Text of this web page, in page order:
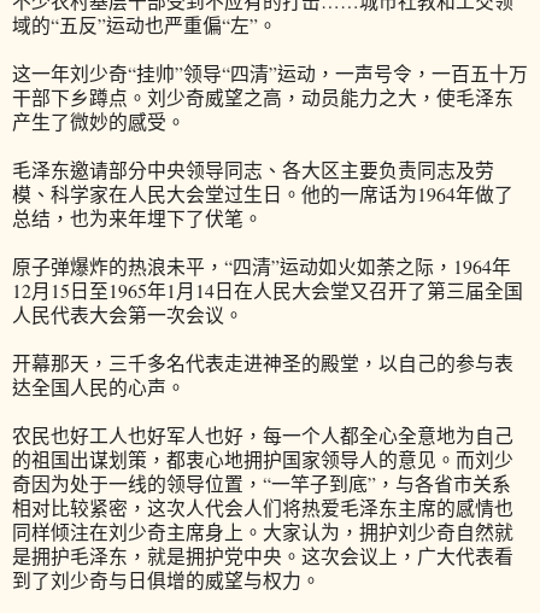
域的“五反”运动也严重偏“左”。
这一年刘少奇“挂帅”领导“四清”运动，一声号令，一百五十万
干部下乡蹲点。刘少奇威望之高，动员能力之大，使毛泽东
产生了微妙的感受。
毛泽东邀请部分中央领导同志、各大区主要负责同志及劳
模、科学家在人民大会堂过生日。他的一席话为1964年做了
总结，也为来年埋下了伏笔。
原子弹爆炸的热浪未平，“四清”运动如火如荼之际，1964年
12月15日至1965年1月14日在人民大会堂又召开了第三届全国
人民代表大会第一次会议。
开幕那天，三千多名代表走进神圣的殿堂，以自己的参与表
达全国人民的心声。
农民也好工人也好军人也好，每一个人都全心全意地为自己
的祖国出谋划策，都衷心地拥护国家领导人的意见。而刘少
奇因为处于一线的领导位置，“一竿子到底”，与各省市关系
相对比较紧密，这次人代会人们将热爱毛泽东主席的感情也
同样倾注在刘少奇主席身上。大家认为，拥护刘少奇自然就
是拥护毛泽东，就是拥护党中央。这次会议上，广大代表看
到了刘少奇与日俱增的威望与权力。